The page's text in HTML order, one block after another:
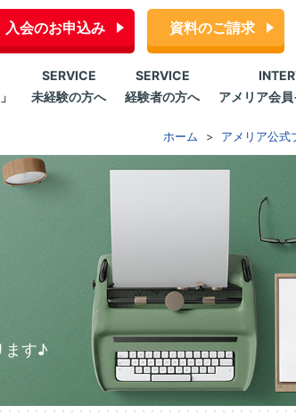
入会のお申込み 資料のご請求
SERVICE
未経験の方へ
SERVICE
経験者の方へ
アメリア会
ホーム アメリア公式
ます♪